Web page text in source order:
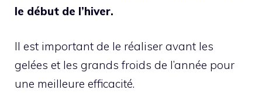
le début de l’hiver.
Il est important de le réaliser avant les
gelées et les grands froids de l’année pour
une meilleure efficacité.